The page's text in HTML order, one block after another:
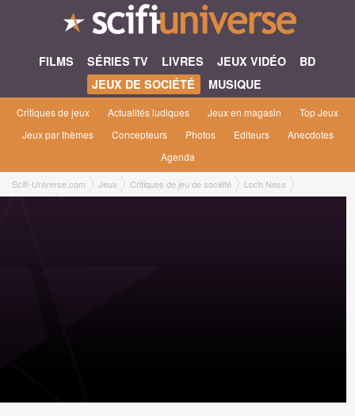
FILMS SÉRIES TV LIVRES JEUX VIDÉO
BD
JEUX DE SOCIÉTÉ
MUSIQUE
Critiques de jeux Actualités ludiques Jeux en magasin
Top Jeux
Jeux par thèmes
Concepteurs Photos Editeurs
Anecdotes
Agenda
Scifi-Universe.com Jeux Critiques de jeu de société
Loch Ness
Amaury L.